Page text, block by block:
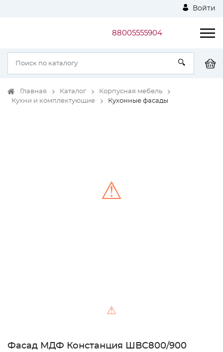
Войти
88005555904
Главная Каталог
Корпусная мебель
Кухни и комплектующие
Кухонные фасады
⚠
⚠
Фасад МДФ Констанция ШВС800/900